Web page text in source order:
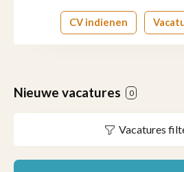
CV indienen
Nieuwe vacatures 0
Vacatures